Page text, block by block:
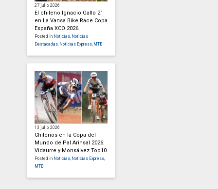
27 julio, 2026
El chileno Ignacio Gallo 2°
en La Vansa Bike Race Copa
España XCO 2026
Posted in Noticias, Noticias
Destacadas, Noticias Express, MTB
13 julio, 2026
Chilenos en la Copa del
Mundo de Pal Arinsal 2026:
Vidaurre y Monsálvez Top10
Posted in Noticias, Noticias Express,
MTB